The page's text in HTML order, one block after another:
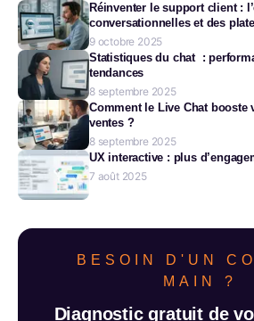
Réinventer le support client :
conversationnelles et des
9 octobre 2025
Statistiques du chat :
tendances
8 septembre 2025
Comment le Live Chat booste
ventes ?
8 septembre 2025
UX interactive : plus
7 août 2025
BESOIN D'UN
MAIN ?
Diagnostic gratuit de